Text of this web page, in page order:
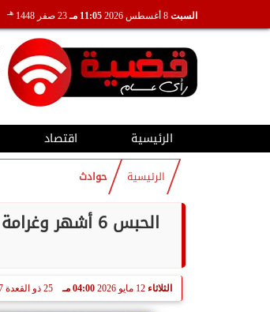
السبت 11:05 مـ 23 صفر 1448 هـ
الرئيسية اقتصاد
الرئيسية حوادث
الثلاثاء 12 مايو 2026 04:00 مـ 25 ذو القعدة 1447